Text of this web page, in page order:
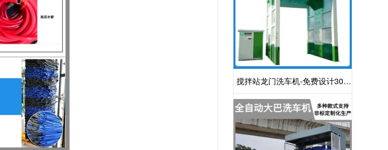
搅拌站龙门洗车机-免费设计30S
洁净方案[隆茂鑫晟]